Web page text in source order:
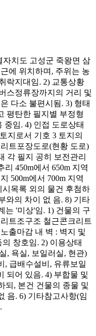
자치도 고성군 죽왕면 삼
에 위치하며, 주위는 농
락지대임. 2) 교통상황
스정류장까지의 거리 및
다소 불편시됨. 3) 형태
평탄한 필지별 부정형
중임. 4) 인접 도로상태
지로서 기호 3 토지의
트포장도로(현황 도로)
각 필지 공히 보전관리
450m에서 650m 지역
500m에서 700m 지역
시목록 외의 물건 후첨하
와의 차이 없 음. 8) 기타
는 '미상'임. 1) 건물의 구
트조구조 철근콘크리트
출마감 내 벽 : 벽지 및
창호임. 2) 이용상태
, 욕실, 보일러실, 현관)
, 급배수설비, 유류보일
되어 있음. 4) 부합물 및
되, 본건 건물의 종물 및
음. 6) 기타참고사항(임